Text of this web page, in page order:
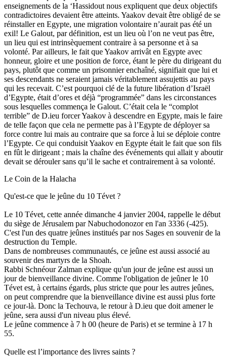
enseignements de la ‘Hassidout nous expliquent que deux objectifs
contradictoires devaient être atteints. Yaakov devait être obligé de se
réinstaller en Egypte, une migration volontaire n’aurait pas été un
exil! Le Galout, par définition, est un lieu où l’on ne veut pas être,
un lieu qui est intrinsèquement contraire à sa personne et à sa
volonté. Par ailleurs, le fait que Yaakov arrivât en Egypte avec
honneur, gloire et une position de force, étant le père du dirigeant du
pays, plutôt que comme un prisonnier enchaîné, signifiait que lui et
ses descendants ne seraient jamais véritablement assujettis au pays
qui les recevait. C’est pourquoi clé de la future libération d’Israël
d’Egypte, était d’ores et déjà “programmée” dans les circonstances
sous lesquelles commença le Galout. C’était cela le “complot
terrible” de D.ieu forcer Yaakov à descendre en Egypte, mais le faire
de telle façon que cela ne permette pas à l’Egypte de déployer sa
force contre lui mais au contraire que sa force à lui se déploie contre
l’Egypte. Ce qui conduisit Yaakov en Egypte était le fait que son fils
en fût le dirigeant ; mais la chaîne des événements qui allait y aboutir
devait se dérouler sans qu’il le sache et contrairement à sa volonté.
Le Coin de la Halacha
Qu'est-ce que le jeûne du 10 Tévet ?
Le 10 Tévet, cette année dimanche 4 janvier 2004, rappelle le début
du siège de Jérusalem par Nabuchodonozor en l'an 3336 (-425).
C'est l'un des quatre jeûnes institués par nos Sages en souvenir de la
destruction du Temple.
Dans de nombreuses communautés, ce jeûne est aussi associé au
souvenir des martyrs de la Shoah.
Rabbi Schnéour Zalman explique qu'un jour de jeûne est aussi un
jour de bienveillance divine. Comme l'obligation de jeûner le 10
Tévet est, à certains égards, plus stricte que pour les autres jeûnes,
on peut comprendre que la bienveillance divine est aussi plus forte
ce jour-là. Donc la Techouva, le retour à D.ieu que doit amener le
jeûne, sera aussi d'un niveau plus élevé.
Le jeûne commence à 7 h 00 (heure de Paris) et se termine à 17 h
55.
Quelle est l’importance des livres saints ?